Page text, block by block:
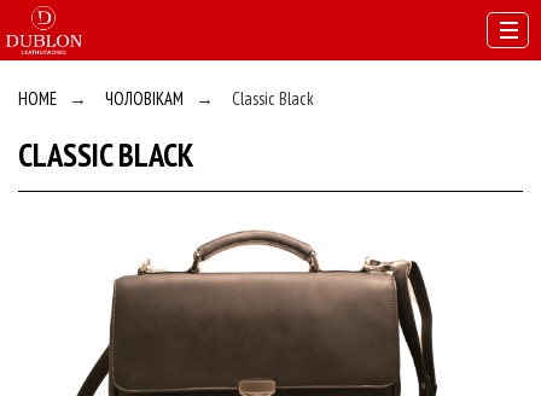
HOME → ЧОЛОВІКАМ → Classic Black
CLASSIC BLACK